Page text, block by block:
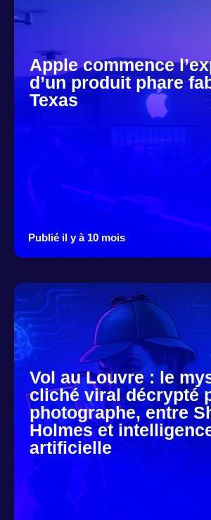
Apple commence
d’un produit phare
Texas
Publié il y à 10 mois
Vol au Louvre : le
cliché viral décrypté
photographe, entre
Holmes et
artificielle